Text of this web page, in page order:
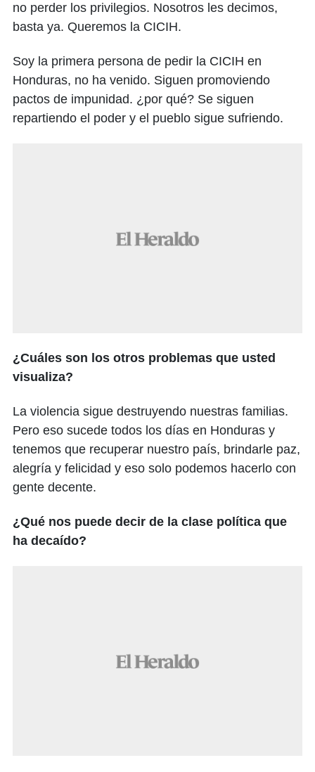
no perder los privilegios. Nosotros les decimos,
basta ya. Queremos la CICIH.
Soy la primera persona de pedir la CICIH en
Honduras, no ha venido. Siguen promoviendo
pactos de impunidad. ¿por qué? Se siguen
repartiendo el poder y el pueblo sigue sufriendo.
¿Cuáles son los otros problemas que usted
visualiza?
La violencia sigue destruyendo nuestras familias.
Pero eso sucede todos los días en Honduras y
tenemos que recuperar nuestro país, brindarle paz,
alegría y felicidad y eso solo podemos hacerlo con
gente decente.
¿Qué nos puede decir de la clase política que
ha decaído?